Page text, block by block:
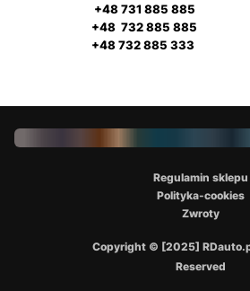
+48 731 885 885
+48 732 885 885
+48 732 885 333
Copyright © [2025]
Reserved
Regulamin sklepu
Polityka-cookies
Zwroty